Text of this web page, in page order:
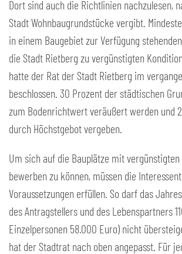
Dort sind auch die Richtlinien nachzulesen,
Stadt Wohnbaugrundstücke vergibt.
in einem Baugebiet zur Verfügung
die Stadt Rietberg zu vergünstigten
hatte der Rat der Stadt Rietberg im
beschlossen. 30 Prozent der städtischen
zum Bodenrichtwert veräußert werden und
durch Höchstgebot vergeben.
Um sich auf die Bauplätze mit
bewerben zu können, müssen die
Voraussetzungen erfüllen. So darf das
des Antragstellers und des Lebenspartners
Einzelpersonen 58.000 Euro) nicht
hat der Stadtrat nach oben angepasst. Für